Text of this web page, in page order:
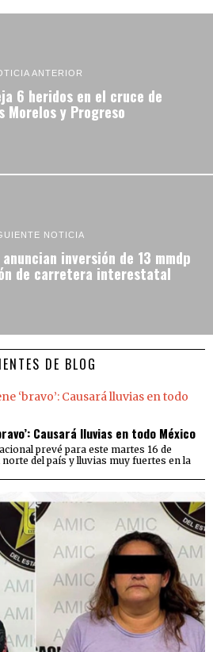
ANTERIOR
6 heridos en el cruce de
Morelos y Progreso
NOTICIA
inversión de 13 mmdp
de carretera interestatal
DE BLOG
Causará lluvias en todo México
prevé para este martes 16 de
del país y lluvias muy fuertes en la